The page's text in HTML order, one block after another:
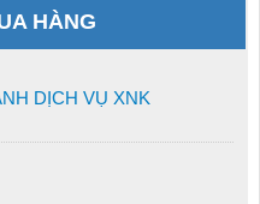
HÀNG
DỊCH VỤ XNK